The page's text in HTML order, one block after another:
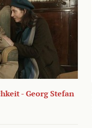
- Georg Stefan